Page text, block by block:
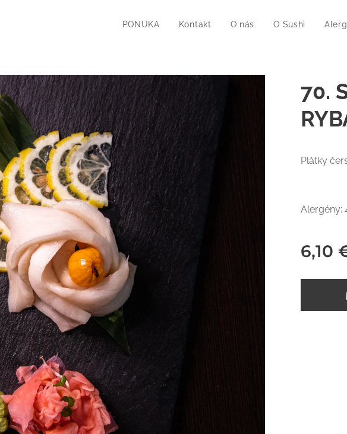
PONUKA Kontakt O nás O Sushi
70.
Plátky
Alergény:
6,10